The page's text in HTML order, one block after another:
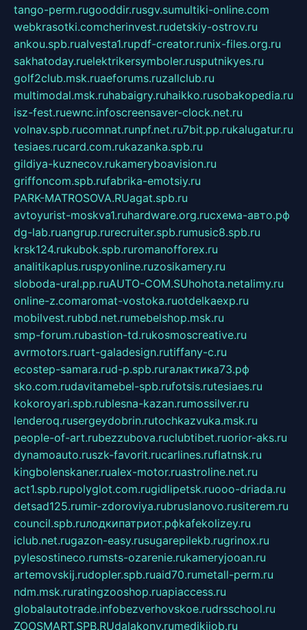
tango-perm.rugooddir.rusgv.sumultiki-online.com
webkrasotki.comcherinvest.rudetskiy-ostrov.ru
ankou.spb.rualvesta1.rupdf-creator.runix-files.org.ru
sakhatoday.ruelektrikersymboler.rusputnikyes.ru
golf2club.msk.ruaeforums.ruzallclub.ru
multimodal.msk.ruhabaigry.ruhaikko.rusobakopedia.ru
isz-fest.ruewnc.infoscreensaver-clock.net.ru
volnav.spb.rucomnat.runpf.net.ru7bit.pp.rukalugatur.ru
tesiaes.rucard.com.rukazanka.spb.ru
gildiya-kuznecov.rukameryboavision.ru
griffoncom.spb.rufabrika-emotsiy.ru
PARK-MATROSOVA.RUagat.spb.ru
avtoyurist-moskva1.ruhardware.org.ruсхема-авто.рф
dg-lab.ruangrup.rurecruiter.spb.rumusic8.spb.ru
krsk124.rukubok.spb.ruromanofforex.ru
analitikaplus.ruspyonline.ruzosikamery.ru
sloboda-ural.pp.ruAUTO-COM.SUhohota.netalimy.ru
online-z.comaromat-vostoka.ruotdelkaexp.ru
mobilvest.rubbd.net.rumebelshop.msk.ru
smp-forum.rubastion-td.rukosmoscreative.ru
avrmotors.ruart-galadesign.rutiffany-c.ru
ecostep-samara.rud-p.spb.ruгалактика73.рф
sko.com.rudavitamebel-spb.rufotsis.rutesiaes.ru
kokoroyari.spb.rublesna-kazan.rumossilver.ru
lenderoq.rusergeydobrin.rutochkazvuka.msk.ru
people-of-art.rubezzubova.ruclubtibet.ruorior-aks.ru
dynamoauto.ruszk-favorit.rucarlines.ruflatnsk.ru
kingbolenskaner.rualex-motor.ruastroline.net.ru
act1.spb.rupolyglot.com.rugidlipetsk.ruooo-driada.ru
detsad125.rumir-zdoroviya.rubruslanovo.rusiterem.ru
council.spb.ruлодкипатриот.рфkafekolizey.ru
iclub.net.rugazon-easy.rusugarepilekb.rugrinox.ru
pylesostineco.rumsts-ozarenie.rukameryjooan.ru
artemovskij.rudopler.spb.ruaid70.rumetall-perm.ru
ndm.msk.ruratingzooshop.ruapiaccess.ru
globalautotrade.infobezverhovskoe.rudrsschool.ru
ZOOSMART.SPB.RUdalakony.rumedikijob.ru